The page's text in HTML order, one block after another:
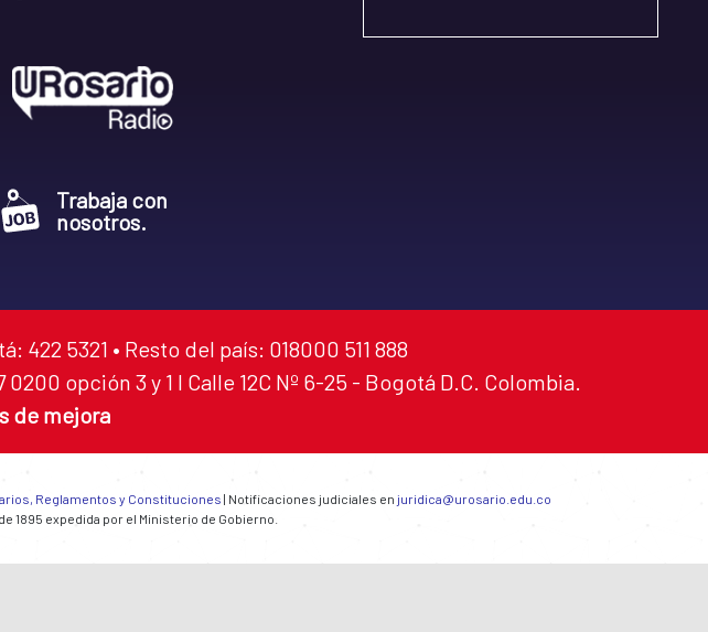
Trabaja con
nosotros.
422 5321 • Resto del país: 018000 511 888
opción 3 y 1 I Calle 12C Nº 6-25 - Bogotá D.C. Colombia.
de mejora
Reglamentos y Constituciones | Notificaciones judiciales en juridica@urosario.edu.co
1895 expedida por el Ministerio de Gobierno.